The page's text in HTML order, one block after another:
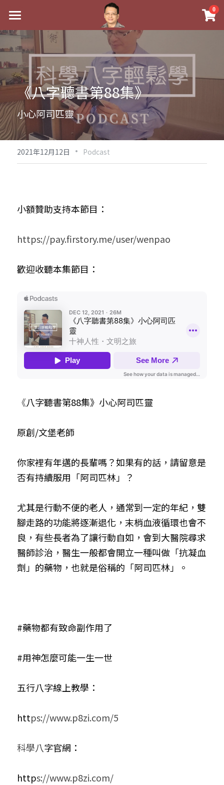
0
最新消息
關於我
實體經營
祖傳命理
手工印鑑
課程介紹
五行八字學
後天派陽宅
黃金會員專區
站長精選
臉書生活
試閱專區
陽宅視頻
線上直播
八字進階班
八字中階班
五人實戰班
五行計算初階班
五行計算高階班
《十神高階實戰錄》完整典藏版
科學八字推理PDF
小兒命名
科學八字推理1
科學八字推理2
科學八字輕鬆學
輕鬆學會科學八字推理
與我預約
批命預約
常見問題
FB粉絲頁
登錄/註冊
搜索
繁體中文
繁體中文
0938617837
support@p8zicourse.com
《八字聽書第88集》
小心阿司匹靈
2021年12月12日 · Podcast
小額贊助支持本節目：
https://pay.firstory.me/user/wenpao
歡迎收聽本集節目：
《八字聽書第88集》小心阿司匹靈
原創/文堡老師
你家裡有年邁的長輩嗎？如果有的話，請留意是
否有持續服用「阿司匹林」？
尤其是行動不便的老人，通常到一定的年紀，雙
腳走路的功能將逐漸退化，末梢血液循環也會不
良，有些長者為了讓行動自如，會到大醫院尋求
醫師診治，醫生一般都會開立一種叫做「抗凝血
劑」的藥物，也就是俗稱的「阿司匹林」。
#藥物都有致命副作用了
#用神怎麼可能一生一世
五行八字線上教學：
https://www.p8zi.com/5
科學八字官網：
https://www.p8zi.com/
×
商品分類
八字線上完整班
科學八字推理PDF
《十神高階實戰錄》完整典藏版
1美元超值PDF
八字線上批命
小兒命名